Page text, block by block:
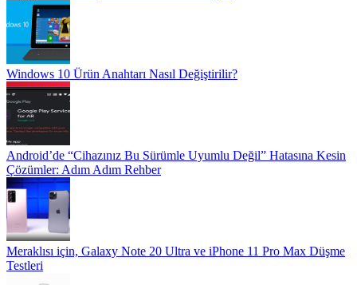
Windows 10 Ürün Anahtarı Nasıl Değiştirilir?
Android’de “Cihazınız Bu Sürümle Uyumlu Değil” Hatasına Kesin
Çözümler: Adım Adım Rehber
Meraklısı için, Galaxy Note 20 Ultra ve iPhone 11 Pro Max Düşme
Testleri